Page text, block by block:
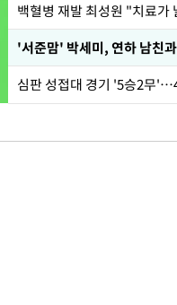
백혈병 재발 최성원 "치료가
'서준맘' 박세미, 연하 남친